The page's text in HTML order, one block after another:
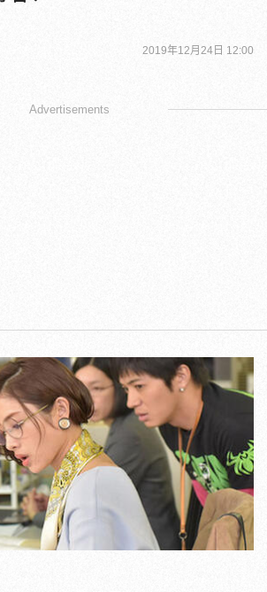
2019年12月24日 12:00
Advertisements